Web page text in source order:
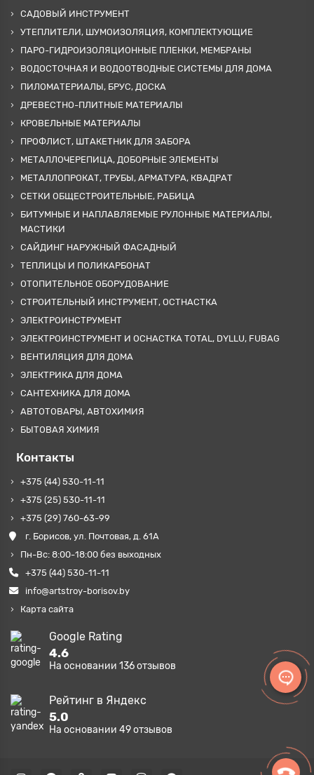
САДОВЫЙ ИНСТРУМЕНТ
УТЕПЛИТЕЛИ, ШУМОИЗОЛЯЦИЯ, КОМПЛЕКТУЮЩИЕ
ПАРО-ГИДРОИЗОЛЯЦИОННЫЕ ПЛЕНКИ, МЕМБРАНЫ
ВОДОСТОЧНАЯ И ВОДООТВОДНЫЕ СИСТЕМЫ ДЛЯ ДОМА
ПИЛОМАТЕРИАЛЫ, БРУС, ДОСКА
ДРЕВЕСТНО-ПЛИТНЫЕ МАТЕРИАЛЫ
КРОВЕЛЬНЫЕ МАТЕРИАЛЫ
ПРОФЛИСТ, ШТАКЕТНИК ДЛЯ ЗАБОРА
МЕТАЛЛОЧЕРЕПИЦА, ДОБОРНЫЕ ЭЛЕМЕНТЫ
МЕТАЛЛОПРОКАТ, ТРУБЫ, АРМАТУРА, КВАДРАТ
СЕТКИ ОБЩЕСТРОИТЕЛЬНЫЕ, РАБИЦА
БИТУМНЫЕ И НАПЛАВЛЯЕМЫЕ РУЛОННЫЕ МАТЕРИАЛЫ,
МАСТИКИ
САЙДИНГ НАРУЖНЫЙ ФАСАДНЫЙ
ТЕПЛИЦЫ И ПОЛИКАРБОНАТ
ОТОПИТЕЛЬНОЕ ОБОРУДОВАНИЕ
СТРОИТЕЛЬНЫЙ ИНСТРУМЕНТ, ОСТНАСТКА
ЭЛЕКТРОИНСТРУМЕНТ
ЭЛЕКТРОИНСТРУМЕНТ И ОСНАСТКА TOTAL, DYLLU, FUBAG
ВЕНТИЛЯЦИЯ ДЛЯ ДОМА
ЭЛЕКТРИКА ДЛЯ ДОМА
САНТЕХНИКА ДЛЯ ДОМА
АВТОТОВАРЫ, АВТОХИМИЯ
БЫТОВАЯ ХИМИЯ
Контакты
+375 (44) 530-11-11
+375 (25) 530-11-11
+375 (29) 760-63-99
г. Борисов, ул. Почтовая, д. 61А
Пн-Вс: 8:00-18:00 без выходных
+375 (44) 530-11-11
info@artstroy-borisov.by
Карта сайта
Google Rating
4.6
На основании 136отзывов
Рейтинг в Яндекс
5.0
На основании 49отзывов